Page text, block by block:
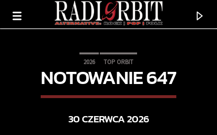
2026 TOP ORBIT
NOTOWANIE 647
30 CZERWCA 2026